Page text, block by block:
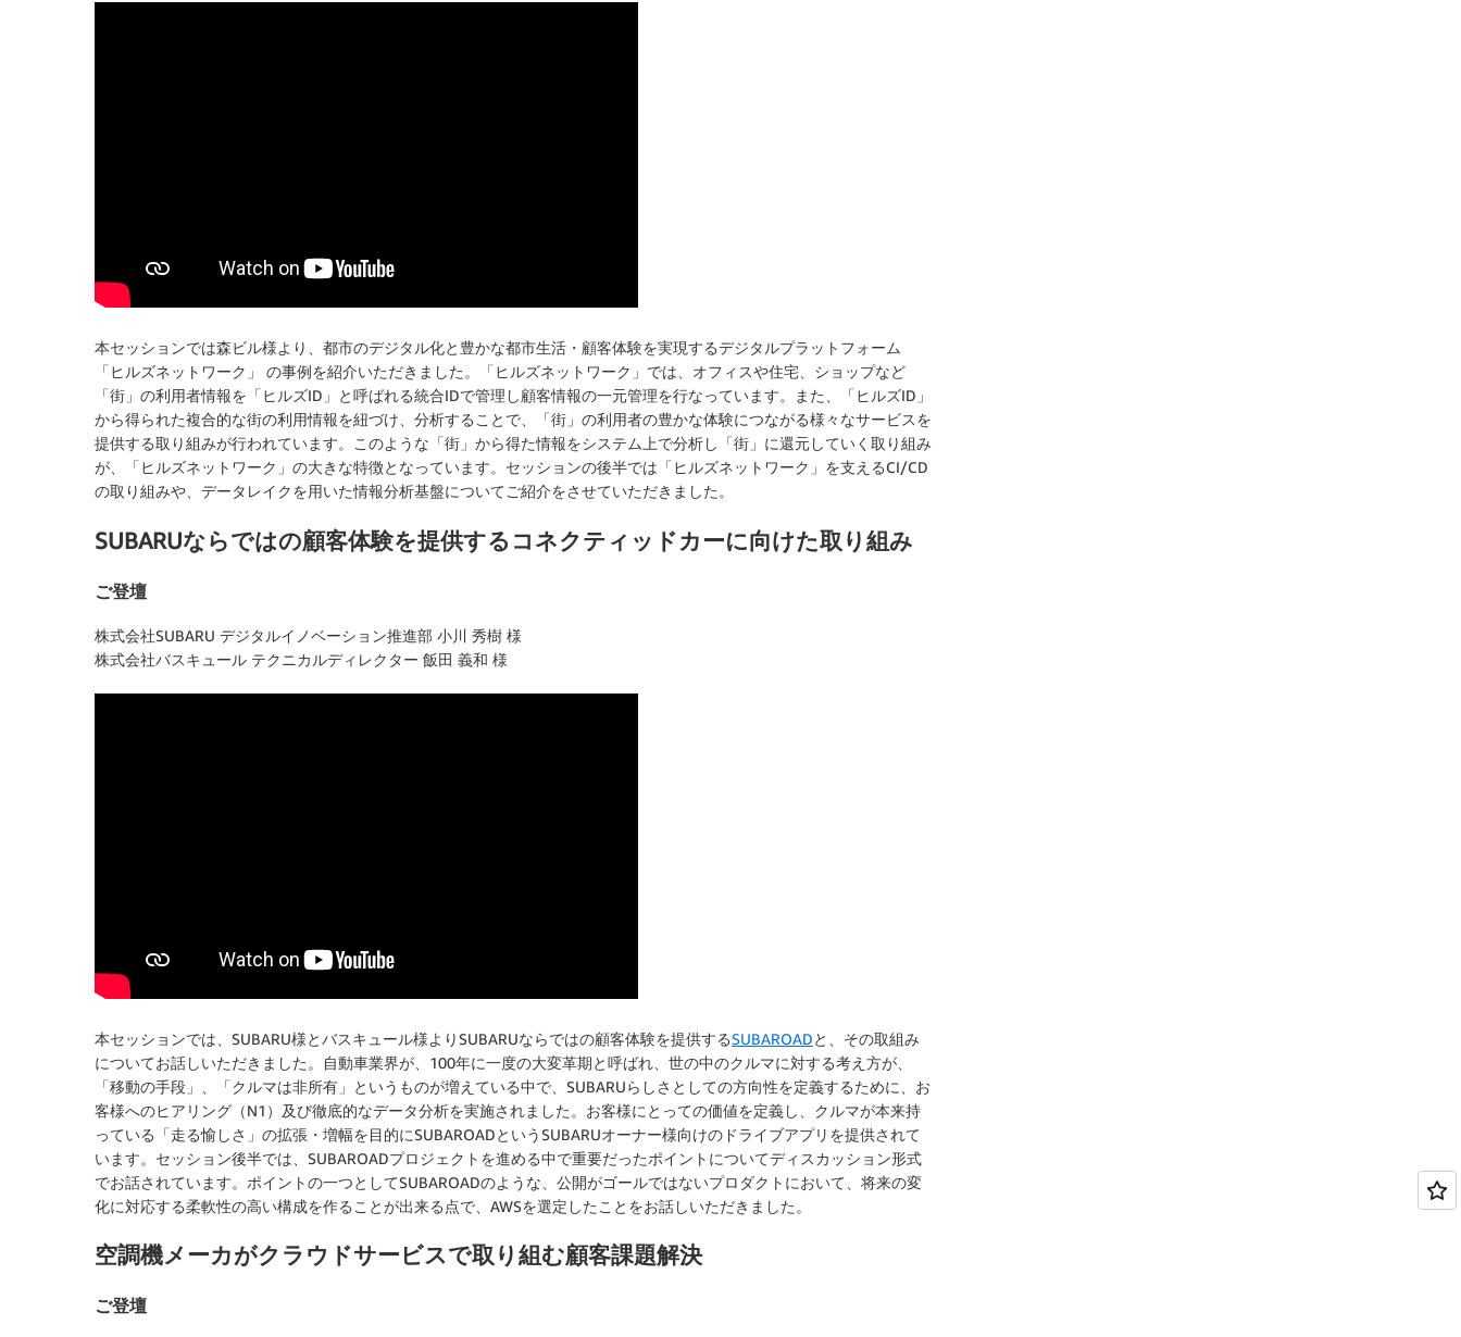
本セッションでは森ビル様より、都市のデジタル化と豊かな都市生活・顧客体験を実現するデジタルプラットフォーム
「ヒルズネットワーク」 の事例を紹介いただきました。「ヒルズネットワーク」では、オフィスや住宅、ショップなど
「街」の利用者情報を「ヒルズID」と呼ばれる統合IDで管理し顧客情報の一元管理を行なっています。また、「ヒルズID」
から得られた複合的な街の利用情報を紐づけ、分析することで、「街」の利用者の豊かな体験につながる様々なサービスを
提供する取り組みが行われています。このような「街」から得た情報をシステム上で分析し「街」に還元していく取り組み
が、「ヒルズネットワーク」の大きな特徴となっています。セッションの後半では「ヒルズネットワーク」を支えるCI/CD
の取り組みや、データレイクを用いた情報分析基盤についてご紹介をさせていただきました。
SUBARUならではの顧客体験を提供するコネクティッドカーに向けた取り組み
ご登壇
株式会社SUBARU デジタルイノベーション推進部 小川 秀樹 様
株式会社バスキュール テクニカルディレクター 飯田 義和 様
本セッションでは、SUBARU様とバスキュール様よりSUBARUならではの顧客体験を提供するSUBAROADと、その取組み
についてお話しいただきました。自動車業界が、100年に一度の大変革期と呼ばれ、世の中のクルマに対する考え方が、
「移動の手段」、「クルマは非所有」というものが増えている中で、SUBARUらしさとしての方向性を定義するために、お
客様へのヒアリング（N1）及び徹底的なデータ分析を実施されました。お客様にとっての価値を定義し、クルマが本来持
っている「走る愉しさ」の拡張・増幅を目的にSUBAROADというSUBARUオーナー様向けのドライブアプリを提供されて
います。セッション後半では、SUBAROADプロジェクトを進める中で重要だったポイントについてディスカッション形式
でお話されています。ポイントの一つとしてSUBAROADのような、公開がゴールではないプロダクトにおいて、将来の変
化に対応する柔軟性の高い構成を作ることが出来る点で、AWSを選定したことをお話しいただきました。
空調機メーカがクラウドサービスで取り組む顧客課題解決
ご登壇